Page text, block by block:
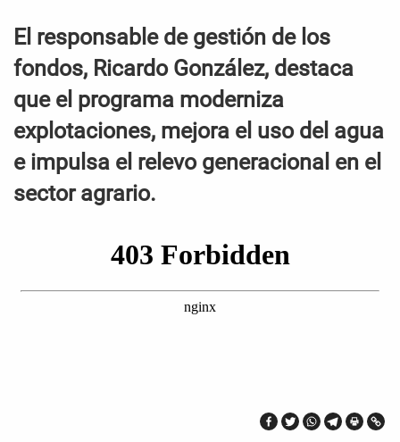
El responsable de gestión de los
fondos, Ricardo González, destaca
que el programa moderniza
explotaciones, mejora el uso del agua
e impulsa el relevo generacional en el
sector agrario.